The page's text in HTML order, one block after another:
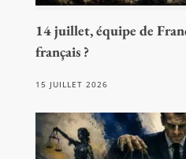
14 juillet, équipe de
français ?
15 JUILLET 2026